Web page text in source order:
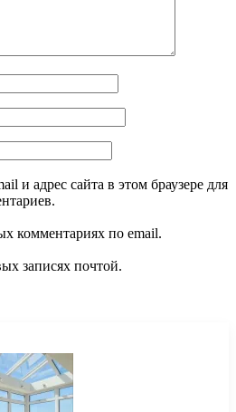
и адрес сайта в этом браузере для
комментариях по email.
записях почтой.